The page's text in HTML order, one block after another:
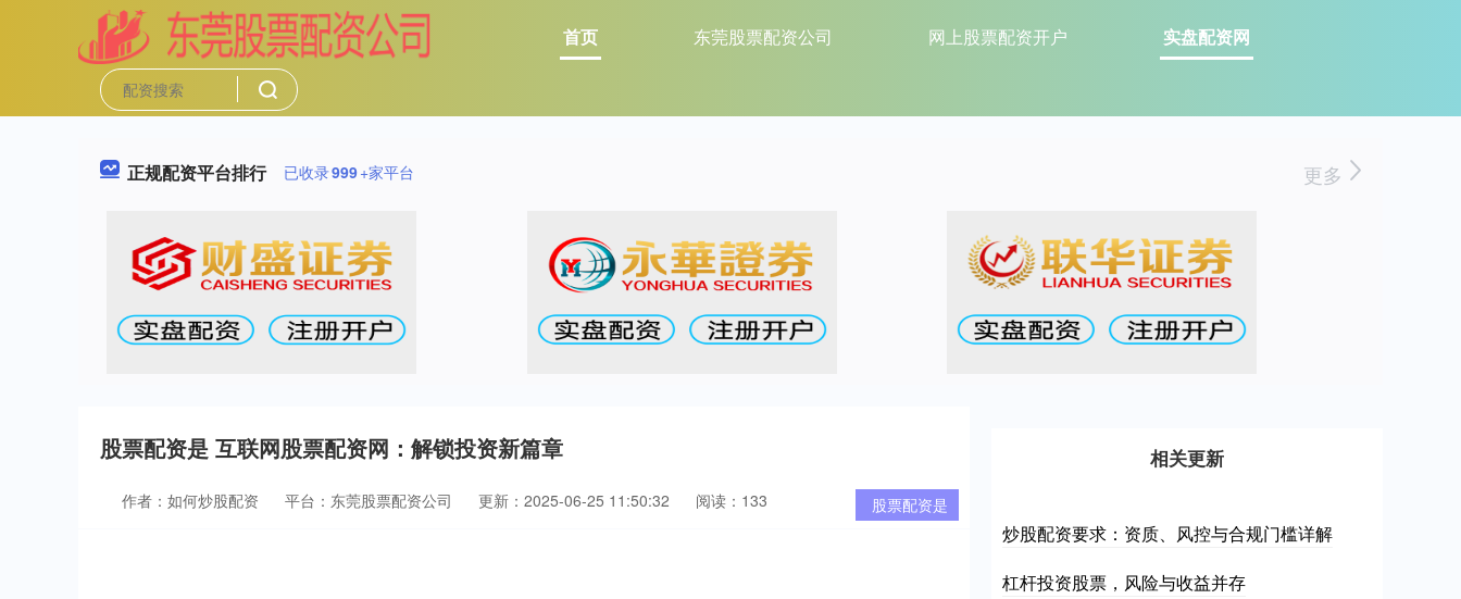
首页 东莞股票配资公司 网上股票配资开户 实盘配资网
正规配资平台排行 已收录999+家平台 更多
股票配资是 互联网股票配资网：解锁投资新篇章
股票配资是
作者：如何炒股配资 平台：东莞股票配资公司 更新：2025-06-25 11:50:32 阅读：133
相关更新
炒股配资要求：资质、风控与合规门槛详解
杠杆投资股票，风险与收益并存